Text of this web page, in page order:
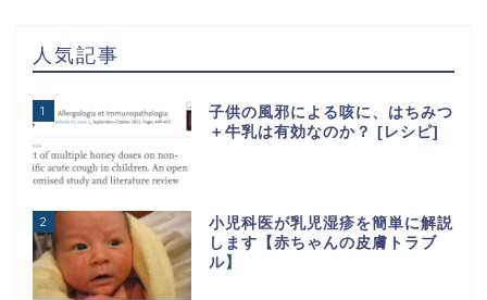
人気記事
1
子供の風邪による咳に、はちみつ
＋牛乳は有効なのか？ [レシピ]
2
小児科医が乳児湿疹を簡単に解説
します【赤ちゃんの皮膚トラブ
ル】